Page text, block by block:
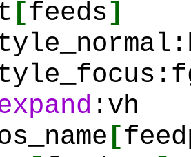
[feeds]
:vh
[